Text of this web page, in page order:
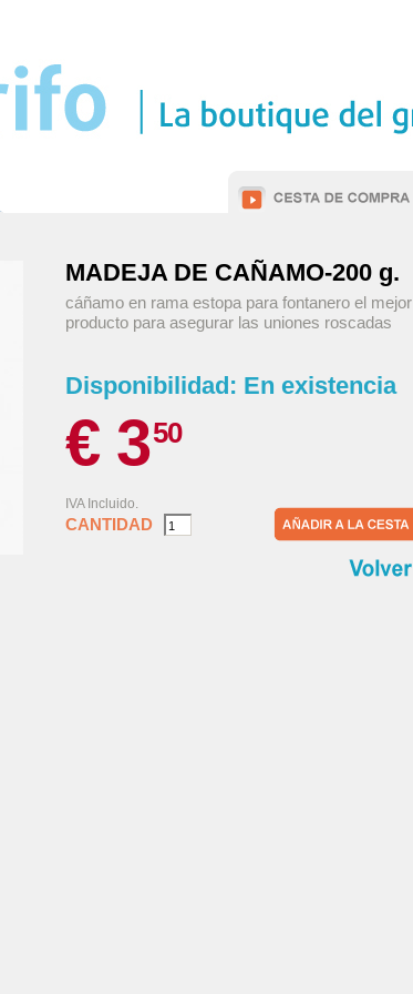
MADEJA DE CAÑAMO-200 g.
cáñamo en rama estopa para fontanero el mejor
producto para asegurar las uniones roscadas
Disponibilidad: En existencia
€ 350
IVA Incluido.
CANTIDAD